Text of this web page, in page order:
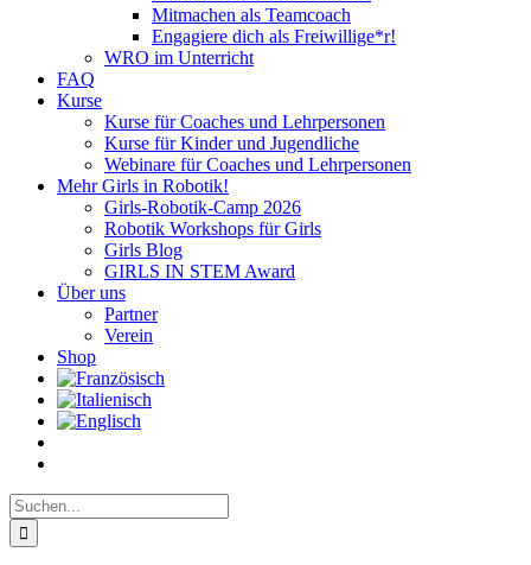
Mitmachen als Teamcoach
Engagiere dich als Freiwillige*r!
WRO im Unterricht
FAQ
Kurse
Kurse für Coaches und Lehrpersonen
Kurse für Kinder und Jugendliche
Webinare für Coaches und Lehrpersonen
Mehr Girls in Robotik!
Girls-Robotik-Camp 2026
Robotik Workshops für Girls
Girls Blog
GIRLS IN STEM Award
Über uns
Partner
Verein
Shop
Suche
nach: